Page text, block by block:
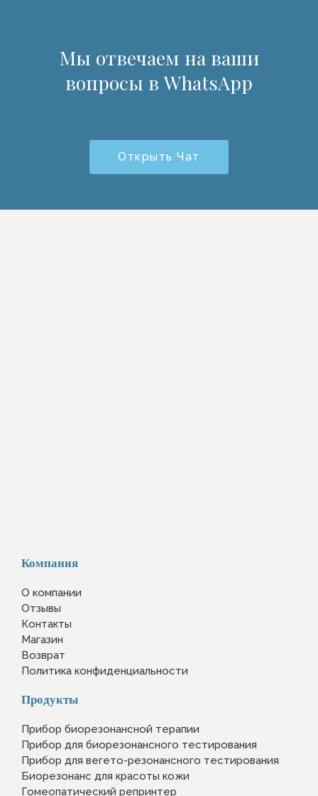
Мы отвечаем на ваши
вопросы в WhatsApp
Открыть Чат
Компания
О компании
Отзывы
Контакты
Магазин
Возврат
Политика конфиденциальности
Продукты
Прибор биорезонансной терапии
Прибор для биорезонансного тестирования
Прибор для вегето-резонансного тестирования
Биорезонанс для красоты кожи
Гомеопатический репринтер